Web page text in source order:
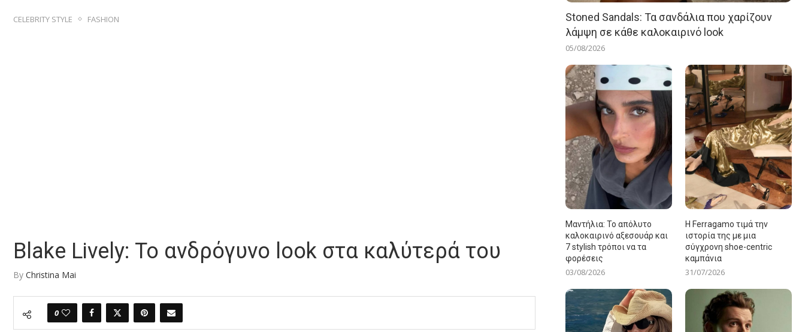
CELEBRITY STYLE FASHION
Blake Lively: Το ανδρόγυνο look στα καλύτερά του
By Christina Mai
0
Stoned Sandals: Τα σανδάλια που χαρίζουν
λάμψη σε κάθε καλοκαιρινό look
05/08/2026
Μαντήλια: Το απόλυτο
καλοκαιρινό αξεσουάρ και
7 stylish τρόποι να τα
φορέσεις
03/08/2026
Η Ferragamo τιμά την
ιστορία της με μια
σύγχρονη shoe-centric
καμπάνια
31/07/2026